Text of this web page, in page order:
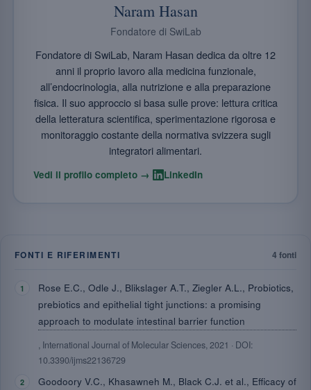
Naram Hasan
Fondatore di SwiLab
Fondatore di SwiLab, Naram Hasan dedica da oltre 12
anni il proprio lavoro alla medicina funzionale,
all’endocrinologia, alla nutrizione e alla preparazione
fisica. Il suo approccio si basa sulle prove: lettura critica
della letteratura scientifica, sperimentazione rigorosa e
monitoraggio costante della normativa svizzera sugli
integratori alimentari.
Vedi il profilo completo → LinkedIn
FONTI E RIFERIMENTI 4 fonti
Rose E.C., Odle J., Blikslager A.T., Ziegler A.L., Probiotics,
prebiotics and epithelial tight junctions: a promising
approach to modulate intestinal barrier function
, International Journal of Molecular Sciences, 2021 · DOI:
10.3390/ijms22136729
Goodoory V.C., Khasawneh M., Black C.J. et al., Efficacy of